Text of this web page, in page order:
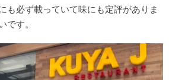
も必ず載っていて味にも定評がありま
です。